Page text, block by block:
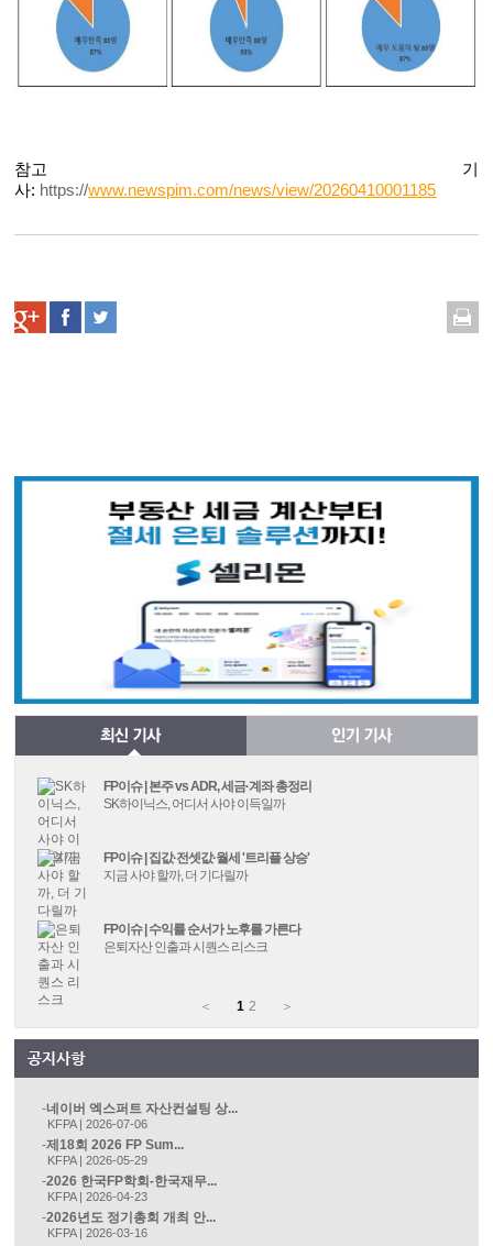
참고 기
사: https://www.newspim.com/news/view/20260410001185
FP이슈 | 본주 vs ADR, 세금·계좌 총정리
SK하이닉스, 어디서 사야 이득일까
FP이슈 | 집값·전셋값·월세 '트리플 상승'
지금 사야 할까, 더 기다릴까
FP이슈 | 수익률 순서가 노후를 가른다
은퇴자산 인출과 시퀀스 리스크
＜ 1 2 ＞
네이버 엑스퍼트 자산컨설팅 상...
KFPA | 2026-07-06
제18회 2026 FP Sum...
KFPA | 2026-05-29
2026 한국FP학회-한국재무...
KFPA | 2026-04-23
2026년도 정기총회 개최 안...
KFPA | 2026-03-16